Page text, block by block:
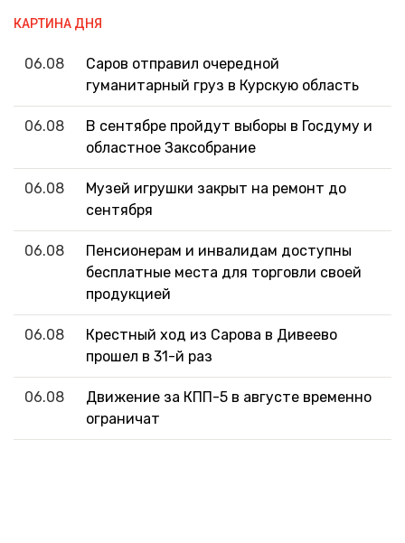
КАРТИНА ДНЯ
06.08
Саров отправил очередной
гуманитарный груз в Курскую область
06.08
В сентябре пройдут выборы в Госдуму и
областное Заксобрание
06.08
Музей игрушки закрыт на ремонт до
сентября
06.08
Пенсионерам и инвалидам доступны
бесплатные места для торговли своей
продукцией
06.08
Крестный ход из Сарова в Дивеево
прошел в 31-й раз
06.08
Движение за КПП-5 в августе временно
ограничат